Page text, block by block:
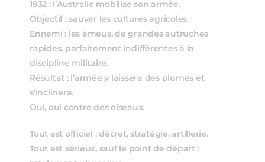
1932 : l’Australie mobilise son armée.
Objectif : sauver les cultures agricoles.
Ennemi : les émeus, de grandes autruches
rapides, parfaitement indifférentes à la
discipline militaire.
Résultat : l’armée y laissera des plumes et
s’inclinera.
Oui, oui contre des oiseaux.
Tout est officiel : décret, stratégie, artillerie.
Tout est sérieux, sauf le point de départ :